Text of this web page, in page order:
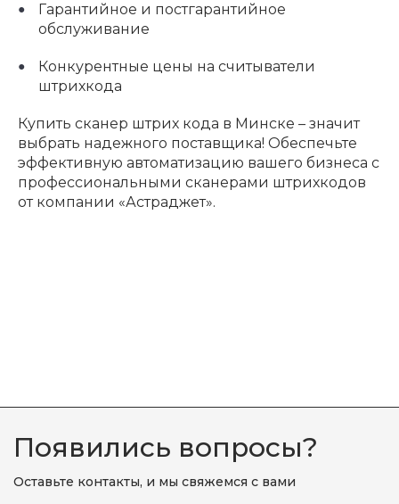
Гарантийное и постгарантийное
обслуживание
Конкурентные цены на считыватели
штрихкода
Купить сканер штрих кода в Минске – значит
выбрать надежного поставщика! Обеспечьте
эффективную автоматизацию вашего бизнеса с
профессиональными сканерами штрихкодов
от компании «Астраджет».
Появились вопросы?
Оставьте контакты, и мы свяжемся с вами